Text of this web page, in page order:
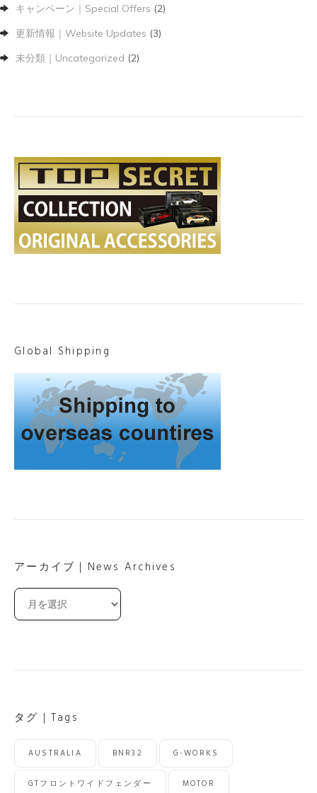
キャンペーン｜Special Offers (2)
更新情報｜Website Updates (3)
未分類｜Uncategorized (2)
Global Shipping
アーカイブ｜News Archives
ア
ー
Archives
タグ｜Tags
AUSTRALIA BNR32 G-WORKS
GTフロントワイドフェンダー MOTOR